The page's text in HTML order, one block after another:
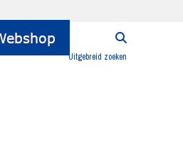
Uitgebreid zoeken